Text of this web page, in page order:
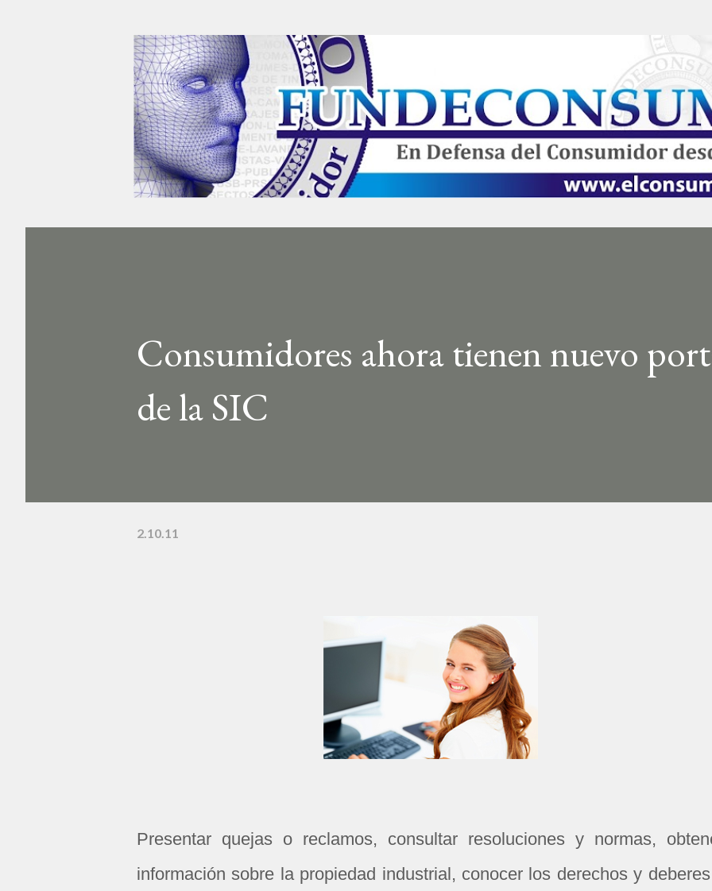
Consumidores ahora tienen nuevo
de la SIC
2.10.11
Presentar quejas o reclamos, consultar resoluciones y normas,
información sobre la propiedad industrial, conocer los derechos y